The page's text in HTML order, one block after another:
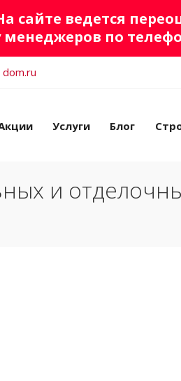
сайте ведется
по
Услуги Блог
и